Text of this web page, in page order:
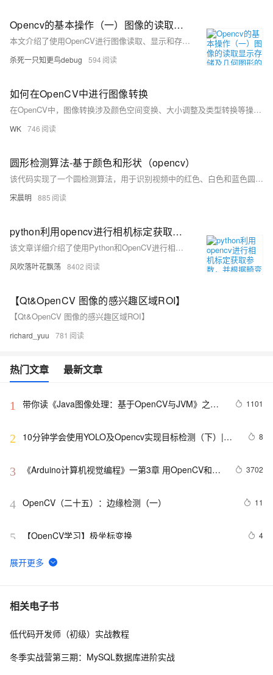
Opencv的基本操作（一）图像的读取显示存储及几何图形的绘制
本文介绍了使用OpenCV进行图像读取、显示和存储的基本操作，以及如何绘制直线、圆形、矩形和文本等几何图形的方法。
杀死一只知更鸟debug 594
如何在OpenCV中进行图像转换
在OpenCV中，图像转换涉及颜色空间变换、大小调整及类型转换等操作。常用函数如`cvtColor`可实现BGR到RGB、灰度图或HSV的转换；`resize`则用于调整图像分辨率。此外，通过`astype`或`convertScaleAbs`可改变图像数据类型。对于复杂的几何变换，如仿射或透视变换，则可利用`warpAffine`和`warpPerspective`函数实现。这些技术为图像处理提供了强大的工具。
WK 746
圆形检测算法-基于颜色和形状（opencv）
该代码实现了一个圆检测算法，用于识别视频中的红色、白色和蓝色圆形。通过将图像从RGB转换为HSV颜色空间，并设置对应颜色的阈值范围，提取出目标颜色的区域。接着对这些区域进行轮廓提取和面积筛选，使用霍夫圆变换检测圆形，并在原图上绘制检测结果。
宋晨明 885
python利用opencv进行相机标定获取参数，并根据畸变参数修正图像附有全部代码（流畅无痛版）
该文章详细介绍了使用Python和OpenCV进行相机标定以获取畸变参数，并提供了修正图像畸变的全部代码，包括生成棋盘图、拍摄标定图像、标定过程和畸变矫正等步骤。
风吹落叶花飘荡 8402
【Qt&OpenCV 图像的感兴趣区域ROI】
【Qt&OpenCV 图像的感兴趣区域ROI】
richard_yuu 781
热门文章 最新文章
1
带你读《Java图像处理：基于OpenCV与JVM》之
1101
2
10分钟学会使用YOLO及Opencv实现目标检测（下）|附
8
3
《Arduino计算机视觉编程》一第3章 用OpenCV和
3702
4 OpenCV（二十五）：边缘检测（一） 11
5 【OpenCV学习】极坐标变换 4
6 OpenCV（四十六）：特征点匹配
7 cv2.error: OpenCV(4.5.2) : -1 : error: (-5:Bad
8 OpenCV_05 形态学操作：连通性+腐蚀和膨胀+开闭运算
相关电子书
低代码开发师（初级）实战教程
冬季实战营第三期：MySQL数据库进阶实战